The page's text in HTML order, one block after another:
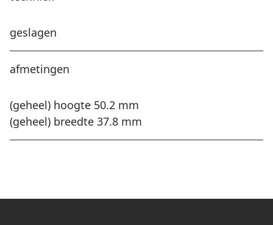
geslagen
afmetingen
(geheel) hoogte 50.2 mm
(geheel) breedte 37.8 mm